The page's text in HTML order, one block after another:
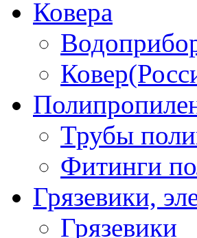
Ковера
Трубы
Фитинги
Грязевики,
Грязевики